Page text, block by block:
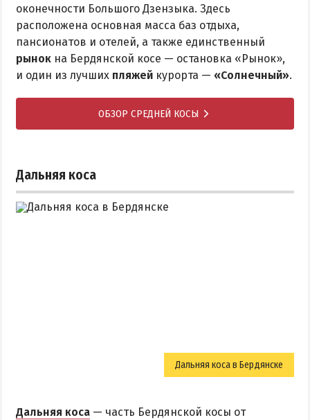
оконечности Большого Дзензыка. Здесь
расположена основная масса баз отдыха,
пансионатов и отелей, а также единственный
рынок на Бердянской косе — остановка «Рынок»,
и один из лучших пляжей курорта — «Солнечный».
ОБЗОР СРЕДНЕЙ КОСЫ
Дальняя коса
Дальняя коса в Бердянске
Дальняя коса — часть Бердянской косы от